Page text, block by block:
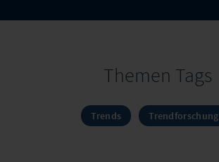
Themen Tags
Trends Trendforschung